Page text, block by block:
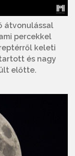
átvonulással
percekkel
keleti
és nagy
előtte.